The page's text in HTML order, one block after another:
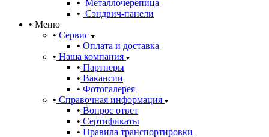
Металлочерепица
Сэндвич-панели
Меню
Сервис
Оплата и доставка
Наша компания
Партнеры
Вакансии
Фотогалерея
Справочная информация
Вопрос ответ
Сертификаты
Правила транспортировки